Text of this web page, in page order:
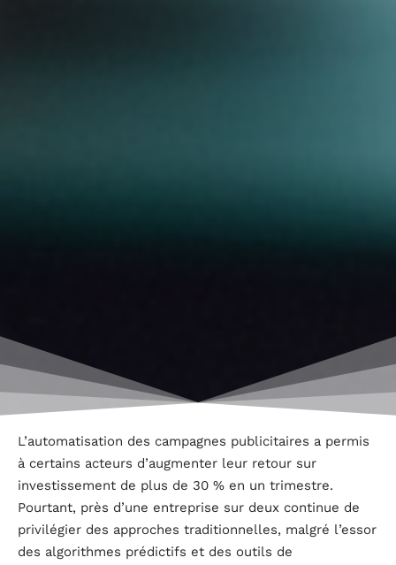
L’automatisation des campagnes publicitaires a permis
à certains acteurs d’augmenter leur retour sur
investissement de plus de 30 % en un trimestre.
Pourtant, près d’une entreprise sur deux continue de
privilégier des approches traditionnelles, malgré l’essor
des algorithmes prédictifs et des outils de